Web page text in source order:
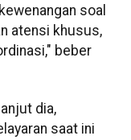
soal
atensi khusus,
beber
dia,
saat ini